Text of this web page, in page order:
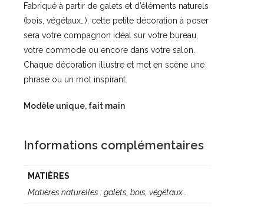
Fabriqué à partir de galets et d’éléments naturels
(bois, végétaux…), cette petite décoration à poser
sera votre compagnon idéal sur votre bureau,
votre commode ou encore dans votre salon.
Chaque décoration illustre et met en scène une
phrase ou un mot inspirant.
Modèle unique, fait main
Informations complémentaires
MATIÈRES
Matières naturelles : galets, bois, végétaux…